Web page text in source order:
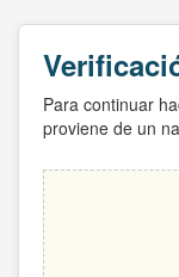
Para continuar
proviene de un